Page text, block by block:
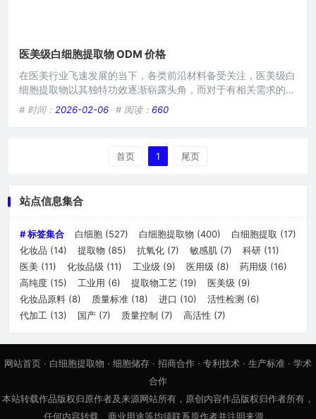
医美级白细胞提取物 ODM 价格
在医美行业飞速发展的当下，各类前沿材料备受关注，医美级白
细胞提取物以其独特功效逐渐崭露头角，而对于有相关需求的企
业而言，ODM（原始设计制造商）模式下的价格便是关键考量
因素之一。 了解医美级白细胞提取物的特性是明晰价格的基
分的物质，它能够刺激细胞再生，促进胶原蛋白生成，在抗衰、
修复肌肤等方面有着显著功效，这使得它在医美领域具有极大的
# 时间： 2026-02-06 # 阅读： 660
首页 1 尾页
站点信息集合
# 标签集合 白细胞 (527) 白细胞提取物 (400) 白细胞提取 (17)
化妆品 (14) 提取物 (85) 抗氧化 (7) 敏感肌 (7) 科研 (11)
医美 (11) 化妆品级 (11) 工业级 (9) 医用级 (8) 药用级 (16)
高纯度 (15) 工业用 (6) 提取物工艺 (19) 医美级 (9)
化妆品原料 (8) 质量标准 (18) 进口 (10) 活性检测 (6)
代加工 (13) 国产 (7) 质量控制 (7) 高活性 (7)
网站首页 · 白细胞提取物 · 细胞储存 · 招商合作 · 专利技术 · 生产标准 · 学术
合作
本站转载作品版权归原作者及来源网站所有，原创内容作品版权归作者所有，
任何内容转载、商业用途等均须联系原作者并注明来源。